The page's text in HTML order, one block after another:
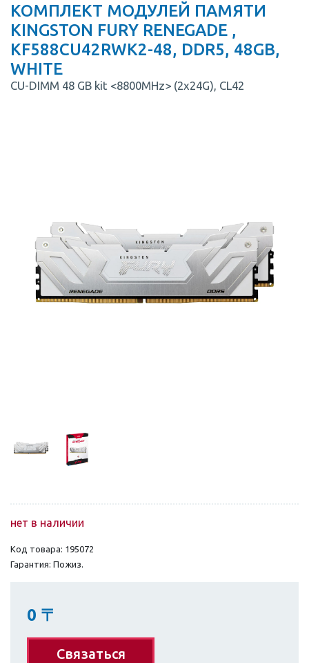
КОМПЛЕКТ МОДУЛЕЙ ПАМЯТИ
KINGSTON FURY RENEGADE ,
KF588CU42RWK2-48, DDR5, 48GB,
WHITE
CU-DIMM 48 GB kit <8800MHz> (2x24G), CL42
нет в наличии
Код товара: 195072
Гарантия: Пожиз.
0 〒
Связаться